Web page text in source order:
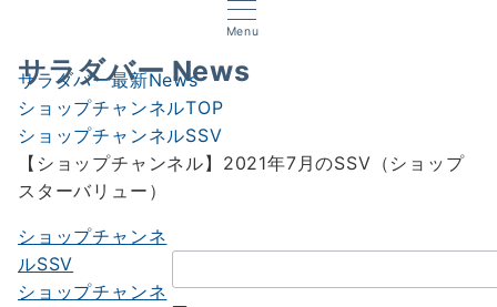
Menu
サラダバー News
サラダバー最新News
ショップチャンネルTOP
ショップチャンネルSSV
【ショップチャンネル】2021年7月のSSV（ショップ
スターバリュー）
ショップチャンネ
ルSSV
ショップチャンネ 索：